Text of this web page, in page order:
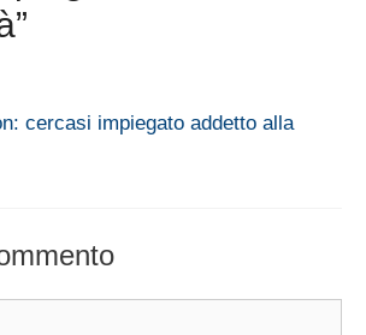
cercasi impiegato addetto alla